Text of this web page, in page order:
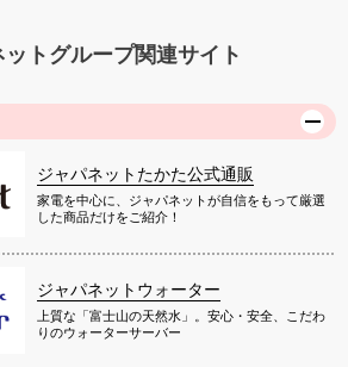
ットグループ関連サイト
ジャパネットたかた公式通販
家電を中心に、ジャパネットが自信をもって厳選
した商品だけをご紹介！
ジャパネットウォーター
上質な「富士山の天然水」。安心・安全、こだわ
りのウォーターサーバー